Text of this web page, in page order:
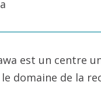
est un centre
domaine de la